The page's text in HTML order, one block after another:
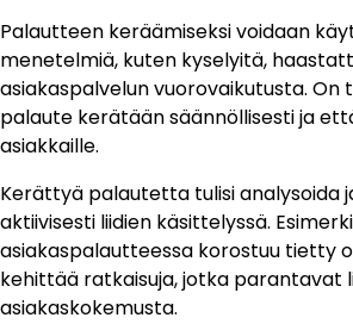
Palautteen keräämiseksi voidaan
menetelmiä, kuten kyselyitä,
asiakaspalvelun vuorovaikutusta. On
palaute kerätään säännöllisesti ja
asiakkaille.
Kerättyä palautetta tulisi analysoida
aktiivisesti liidien käsittelyssä.
asiakaspalautteessa korostuu tietty
kehittää ratkaisuja, jotka parantavat
asiakaskokemusta.